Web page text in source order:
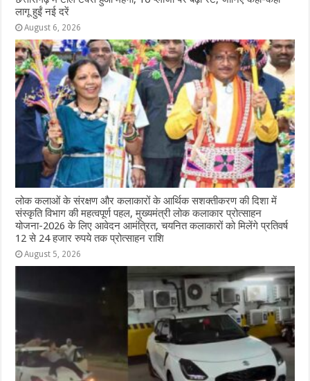
लागू हुईं नई दरें
August 6, 2026
लोक कलाओं के संरक्षण और कलाकारों के आर्थिक सशक्तीकरण की दिशा में
संस्कृति विभाग की महत्वपूर्ण पहल, मुख्यमंत्री लोक कलाकार प्रोत्साहन
योजना-2026 के लिए आवेदन आमंत्रित, चयनित कलाकारों को मिलेंगे प्रतिवर्ष
12 से 24 हजार रुपये तक प्रोत्साहन राशि
August 5, 2026